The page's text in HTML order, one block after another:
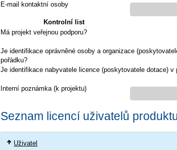
E-mail kontaktní osoby
Kontrolní list
Má projekt veřejnou podporu?
Je identifikace oprávněné osoby a organizace
pořádku?
Je identifikace nabyvatele licence (poskytovatele dotace) v
Interní poznámka (k projektu)
Seznam licencí uživatelů
Uživatel